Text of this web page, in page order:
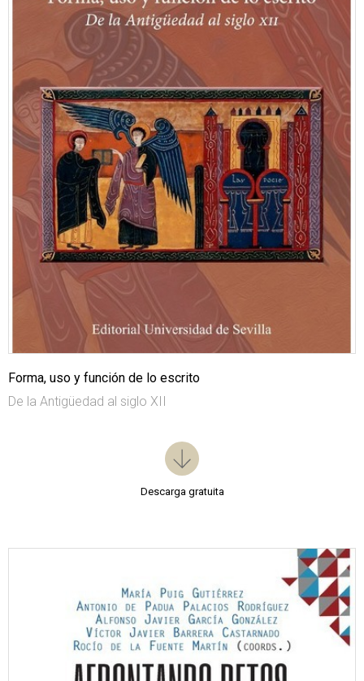
Forma, uso y función de lo escrito
De la Antigüedad al siglo XII
Descarga gratuita